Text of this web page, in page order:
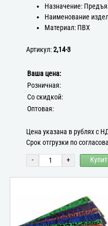
Назначение:
Наименование
Материал: ПВХ
Артикул:2,14-3
Ваша цена:
Розничная:
Со скидкой:
Оптовая:
Цена указана в рублях с
Срок отгрузки по
- +